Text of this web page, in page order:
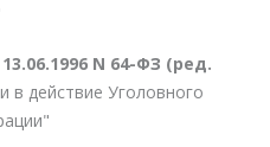
N 64-ФЗ (ред.
в действие Уголовного